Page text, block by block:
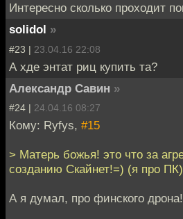
Интересно сколько проходит
solidol »
#23 | 23.04.16 22:08
А хде энтат риц купить та?
Александр Савин »
#24 | 24.04.16 08:27
Кому: Ryfys, #15
> Матерь божья! это что за
созданию Скайнет!=) (я про ПК)
А я думал, про финского дрона!